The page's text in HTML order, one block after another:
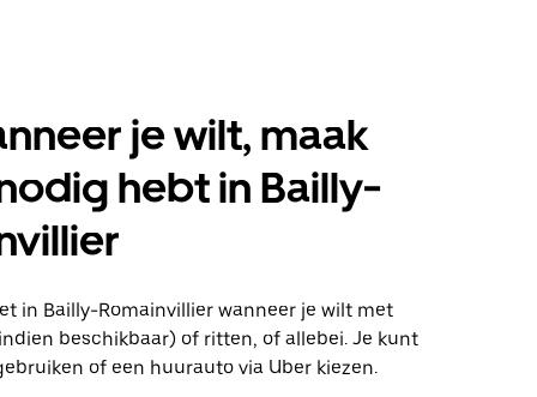
je wilt, maak
hebt in Bailly-
in Bailly-Romainvillier wanneer je wilt met
beschikbaar) of ritten, of allebei. Je kunt
of een huurauto via Uber kiezen.